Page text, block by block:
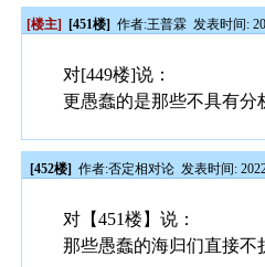
[楼主] [451楼] 作者:王普霖 发表时间:
对[449楼]说：
更愚蠢的是那些不具有分
[452楼] 作者:否定相对论 发表时间:
对【451楼】说：
那些愚蠢的海归们直接不